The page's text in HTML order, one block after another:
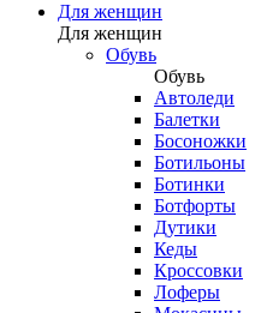
Для женщин
Для женщин
Обувь
Обувь
Автоледи
Балетки
Босоножки
Ботильоны
Ботинки
Ботфорты
Дутики
Кеды
Кроссовки
Лоферы